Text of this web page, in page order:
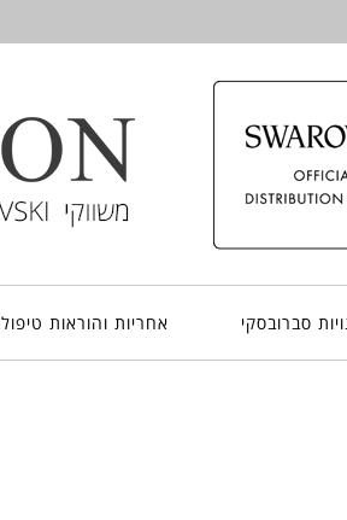
סברובסקי אחריות והוראות טיפול